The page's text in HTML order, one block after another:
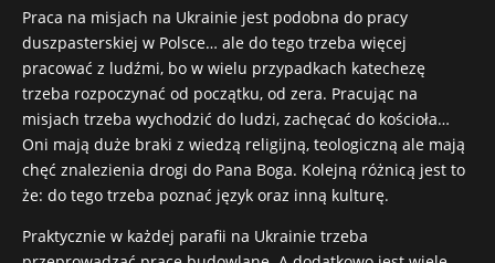
Praca na misjach na Ukrainie jest podobna do pracy
duszpasterskiej w Polsce… ale do tego trzeba więcej
pracować z ludźmi, bo w wielu przypadkach katechezę
trzeba rozpoczynać od początku, od zera. Pracując na
misjach trzeba wychodzić do ludzi, zachęcać do kościoła…
Oni mają duże braki z wiedzą religijną, teologiczną ale mają
chęć znalezienia drogi do Pana Boga. Kolejną różnicą jest to
że: do tego trzeba poznać język oraz inną kulturę.
Praktycznie w każdej parafii na Ukrainie trzeba